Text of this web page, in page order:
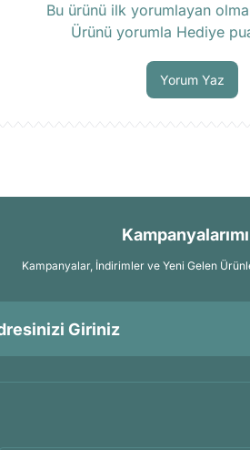
Bu ürünü ilk yorumlayan
Ürünü yorumla Hediye
Yorum Yaz
Kampanyalar, İndirimler ve Yeni Gelen